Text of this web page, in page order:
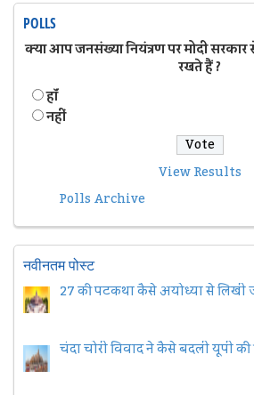
POLLS
क्या आप जनसंख्या नियंत्रण पर मोदी
रखते हैं ?
हॉं
नहीं
View Results
Polls Archive
नवीनतम पोस्ट
27 की पटकथा कैसे अयोध्या से लिखी
चंदा चोरी विवाद ने कैसे बदली यूपी